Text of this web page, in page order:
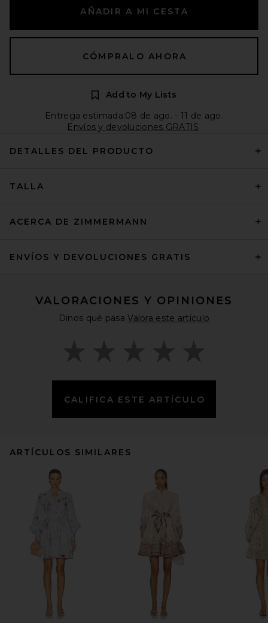
AÑADIR A MI CESTA
CÓMPRALO AHORA
Add to My Lists
Entrega estimada:08 de ago. - 11 de ago.
Envíos y devoluciones GRATIS
DETALLES DEL PRODUCTO
TALLA
ACERCA DE ZIMMERMANN
ENVÍOS Y DEVOLUCIONES GRATIS
VALORACIONES Y OPINIONES
Dinos qué pasaValora este artículo
CALIFICA ESTE ARTÍCULO
ARTÍCULOS SIMILARES